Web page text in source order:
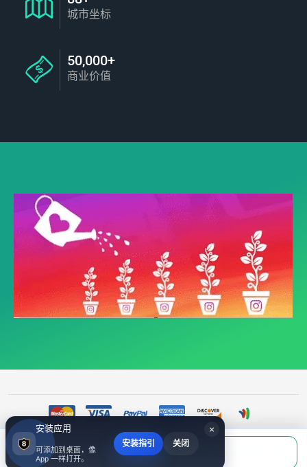
当前应付
￥0.00 填写账号后购买
城市坐标
50,000+
商业价值
©youtube评论｜支持youtube粉丝购买、youtube 点赞下单，付款清楚，客服对接｜
×
安装应用
可添加到桌面，像
App 一样打开。
安装指引 关闭